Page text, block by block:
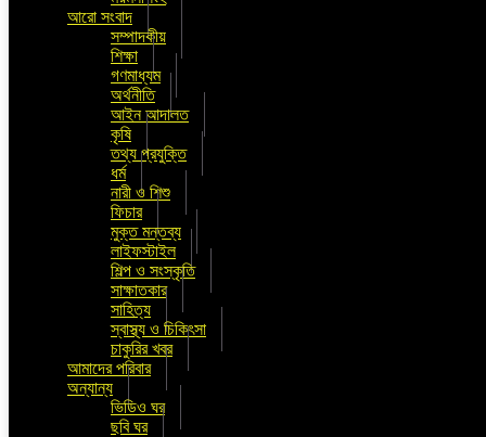
আরো সংবাদ
সম্পাদকীয়
শিক্ষা
গণমাধ্যম
অর্থনীতি
আইন আদালত
কৃষি
তথ্য প্রযুক্তি
ধর্ম
নারী ও শিশু
ফিচার
মুক্ত মন্তব্য
লাইফস্টাইল
শিল্প ও সংস্কৃতি
সাক্ষাতকার
সাহিত্য
স্বাস্থ্য ও চিকিৎসা
চাকুরির খবর
আমাদের পরিবার
অন্যান্য
ভিডিও ঘর
ছবি ঘর